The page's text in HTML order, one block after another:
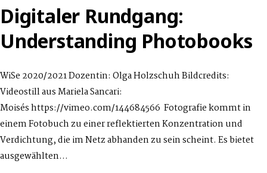
Digitaler Rundgang:
Understanding Photobooks
WiSe 2020/2021 Dozentin: Olga Holzschuh Bildcredits:
Videostill aus Mariela Sancari:
Moisés https://vimeo.com/144684566 Fotografie kommt in
einem Fotobuch zu einer reflektierten Konzentration und
Verdichtung, die im Netz abhanden zu sein scheint. Es bietet
ausgewählten…